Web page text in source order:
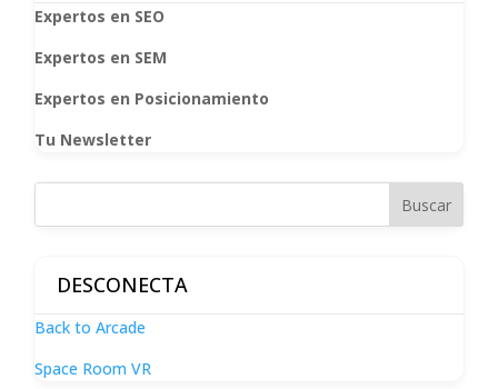
Expertos en SEO
Expertos en SEM
Expertos en Posicionamiento
Tu Newsletter
DESCONECTA
Back to Arcade
Space Room VR